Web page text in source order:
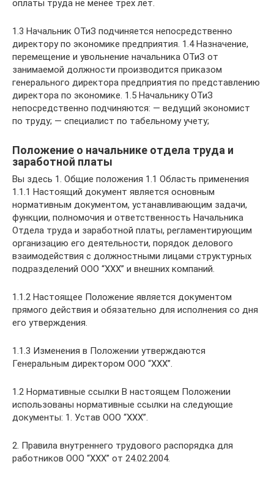
оплаты труда не менее трех лет.
1.3 Начальник ОТиЗ подчиняется непосредственно
директору по экономике предприятия. 1.4 Назначение,
перемещение и увольнение начальника ОТиЗ от
занимаемой должности производится приказом
генерального директора предприятия по представлению
директора по экономике. 1.5 Начальнику ОТиЗ
непосредственно подчиняются: — ведущий экономист
по труду; — специалист по табельному учету;
Положение о начальнике отдела труда и
заработной платы
Вы здесь 1. Общие положения 1.1 Область применения
1.1.1 Настоящий документ является основным
нормативным документом, устанавливающим задачи,
функции, полномочия и ответственность Начальника
Отдела труда и заработной платы, регламентирующим
организацию его деятельности, порядок делового
взаимодействия с должностными лицами структурных
подразделений ООО “ХХХ” и внешних компаний.
1.1.2 Настоящее Положение является документом
прямого действия и обязательно для исполнения со дня
его утверждения.
1.1.3 Изменения в Положении утверждаются
Генеральным директором ООО “ХХХ”.
1.2 Нормативные ссылки В настоящем Положении
использованы нормативные ссылки на следующие
документы: 1. Устав ООО “ХХХ”.
2. Правила внутреннего трудового распорядка для
работников ООО “ХХХ” от 24.02.2004.